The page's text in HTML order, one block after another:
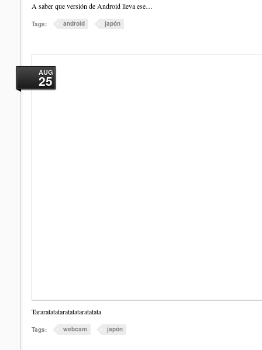
A saber que versión de Android lleva ese…
Tags: android japón
AUG
25
Tararatatataratatataratatata
Tags: webcam japón